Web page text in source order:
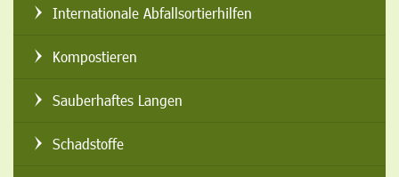
Internationale Abfallsortierhilfen
Kompostieren
Sauberhaftes Langen
Schadstoffe